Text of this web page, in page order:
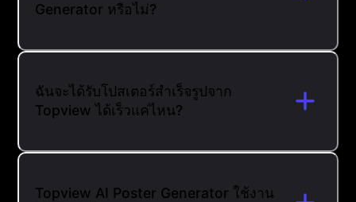
Generator หรือไม่?
ฉันจะได้รับโปสเตอร์สำเร็จรูปจาก
Topview ได้เร็วแค่ไหน?
Topview AI Poster Generator ใช้งาน